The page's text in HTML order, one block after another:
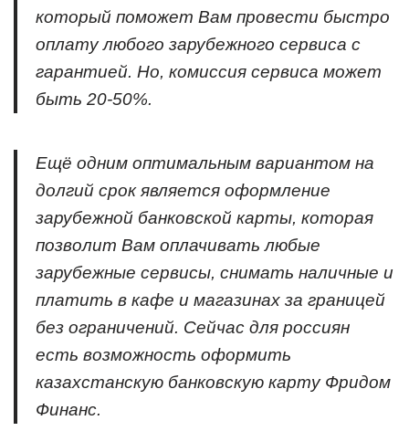
который поможет Вам провести быстро
оплату любого зарубежного сервиса с
гарантией. Но, комиссия сервиса может
быть 20-50%.
Ещё одним оптимальным вариантом на
долгий срок является оформление
зарубежной банковской карты, которая
позволит Вам оплачивать любые
зарубежные сервисы, снимать наличные и
платить в кафе и магазинах за границей
без ограничений. Сейчас для россиян
есть возможность оформить
казахстанскую банковскую карту Фридом
Финанс.